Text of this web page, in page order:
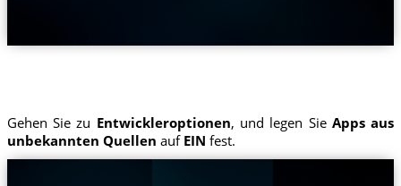
Gehen Sie zu Entwickleroptionen, und legen SieApps aus
unbekannten Quellen auf EIN fest.